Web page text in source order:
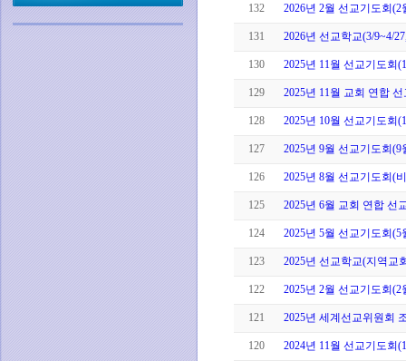
132 2026년 2월 선교기도회
131 2026년 선교학교(3/9~4/
130 2025년 11월 선교기도회
129 2025년 11월 교회 연합
128 2025년 10월 선교기도회
127 2025년 9월 선교기도회
126 2025년 8월 선교기도회(
125 2025년 6월 교회 연합 선
124 2025년 5월 선교기도회
123 2025년 선교학교(지역교
122 2025년 2월 선교기도회
121 2025년 세계선교위원회
120 2024년 11월 선교기도회